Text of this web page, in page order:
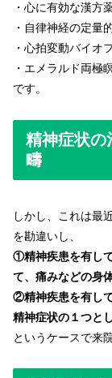
・心に有効な漢方
・自律神経の定量
・心拍変動バイオ
・エメラルド両極
です。
精神症状の
疇
しかし、これは最
を勘違いし、
①精神疾患を有し
て、痛みなどの身
②精神疾患を有し
精神症状の１つと
というケースで来